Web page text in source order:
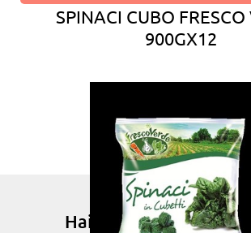
SPINACI CUBO FRESCO
900GX12
Hai bisogno di